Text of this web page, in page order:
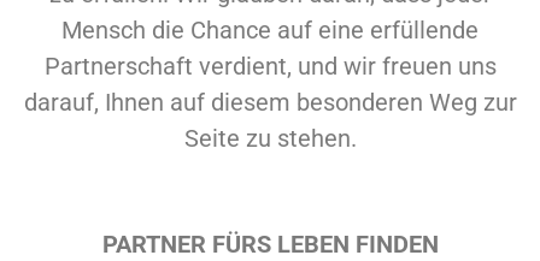
Mensch die Chance auf eine erfüllende
Partnerschaft verdient, und wir freuen uns
darauf, Ihnen auf diesem besonderen Weg zur
Seite zu stehen.
PARTNER FÜRS LEBEN FINDEN